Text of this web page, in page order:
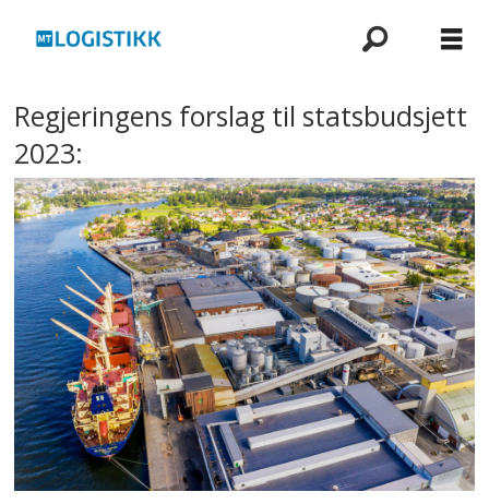
Regjeringens forslag til statsbudsjett
2023: